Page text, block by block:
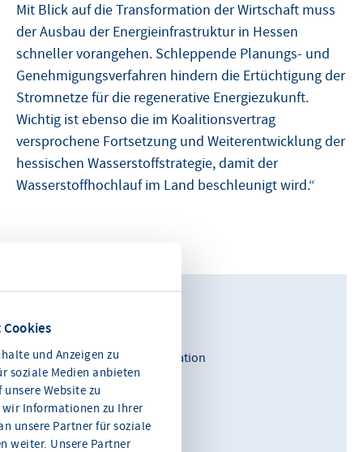
und Anzeigen zu
soziale Medien anbieten
Website zu
Informationen zu Ihrer
unsere Partner für soziale
weiter. Unsere Partner
Mit Blick auf die Transformation der Wirtschaft muss
der Ausbau der Energieinfrastruktur in Hessen
schneller vorangehen. Schleppende Planungs- und
Genehmigungsverfahren hindern die Ertüchtigung der
Stromnetze für die regenerative Energiezukunft.
Wichtig ist ebenso die im Koalitionsvertrag
versprochene Fortsetzung und Weiterentwicklung der
hessischen Wasserstoffstrategie, damit der
Wasserstoffhochlauf im Land beschleunigt wird.“
Viktoria Ernst
Leiterin politische Koordination
0611 360 115-10
E-Mail schreiben